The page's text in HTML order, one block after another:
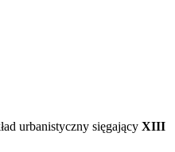
urbanistyczny sięgający XIII